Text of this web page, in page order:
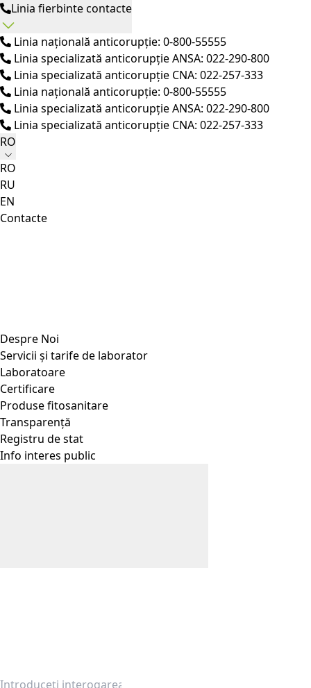
Linia fierbinte contacte
Linia națională anticorupție: 0-800-55555
Linia specializată anticorupție ANSA: 022-290-800
Linia specializată anticorupție CNA: 022-257-333
Linia națională anticorupție: 0-800-55555
Linia specializată anticorupție ANSA: 022-290-800
Linia specializată anticorupție CNA: 022-257-333
RO
RO
RU
EN
Contacte
Despre Noi
Servicii și tarife de laborator
Laboratoare
Certificare
Produse fitosanitare
Transparență
Registru de stat
Info interes public